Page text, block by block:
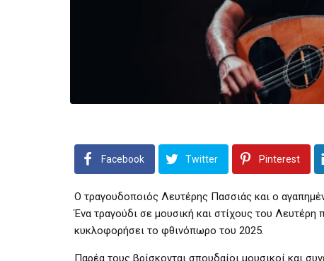
Facebook Twitter Pinterest
Ο τραγουδοποιός Λευτέρης Πασσιάς και ο
Ένα τραγούδι σε μουσική και στίχους του
κυκλοφορήσει το φθινόπωρο του 2025.
Παρέα τους βρίσκονται σπουδαίοι μουσικοί και